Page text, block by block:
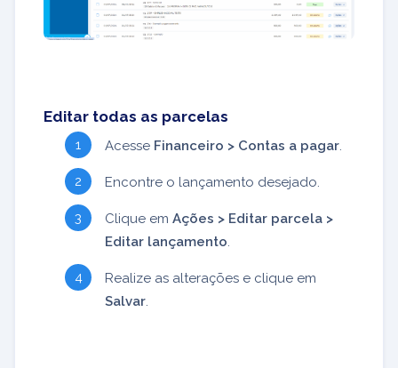
Editar todas as parcelas
Acesse Financeiro > Contas a pagar.
Encontre o lançamento desejado.
Clique em Ações > Editar parcela >
Editar lançamento.
Realize as alterações e clique em
Salvar.